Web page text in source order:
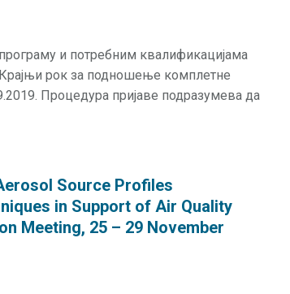
и потребним квалификацијама
рок за подношење комплетне
Процедура пријаве подразумева да
Source Profiles
in Support of Air Quality
Meeting, 25 – 29 November